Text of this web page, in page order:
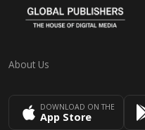
About Us
DOWNLOAD ON THE
App Store